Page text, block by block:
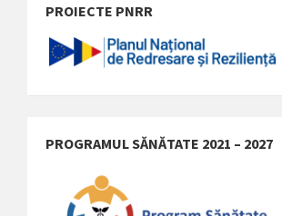
PROIECTE PNRR
PROGRAMUL SĂNĂTATE 2021 – 2027